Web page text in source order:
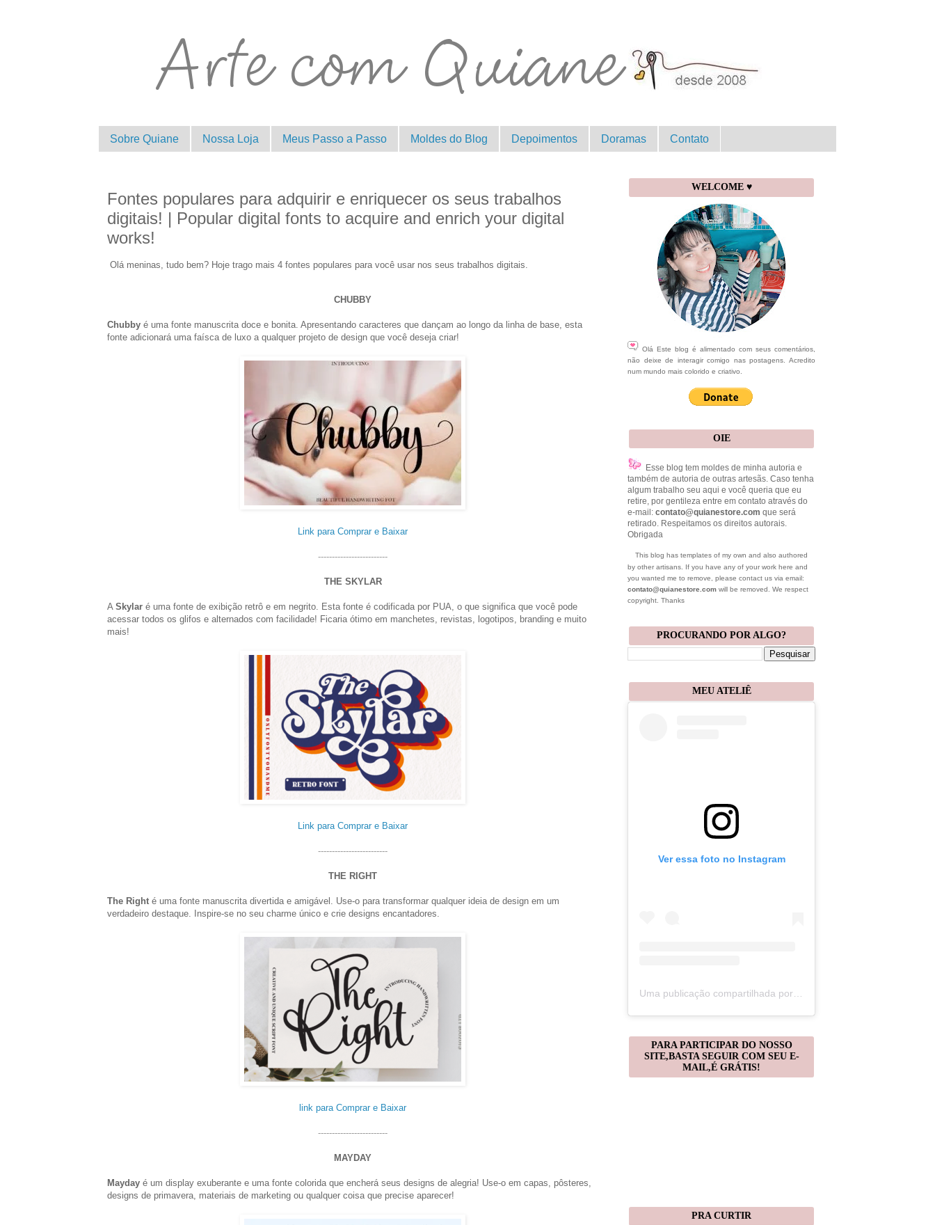
Sobre Quiane Nossa Loja Meus Passo a Passo Moldes do Blog Depoimentos Doramas Contato
Fontes populares para adquirir e enriquecer os seus trabalhos
digitais! | Popular digital fonts to acquire and enrich your digital
works!
Olá meninas, tudo bem? Hoje trago mais 4 fontes populares para você usar nos seus trabalhos digitais.
CHUBBY
Chubby é uma fonte manuscrita doce e bonita. Apresentando caracteres que dançam ao longo da linha de base, esta
fonte adicionará uma faísca de luxo a qualquer projeto de design que você deseja criar!
Link para Comprar e Baixar
-------------------------
THE SKYLAR
A Skylar é uma fonte de exibição retrô e em negrito. Esta fonte é codificada por PUA, o que significa que você pode
acessar todos os glifos e alternados com facilidade! Ficaria ótimo em manchetes, revistas, logotipos, branding e muito
mais!
Link para Comprar e Baixar
-------------------------
THE RIGHT
The Right é uma fonte manuscrita divertida e amigável. Use-o para transformar qualquer ideia de design em um
verdadeiro destaque. Inspire-se no seu charme único e crie designs encantadores.
link para Comprar e Baixar
-------------------------
MAYDAY
Mayday é um display exuberante e uma fonte colorida que encherá seus designs de alegria! Use-o em capas, pôsteres,
designs de primavera, materiais de marketing ou qualquer coisa que precise aparecer!
WELCOME ♥
Olá Este blog é alimentado com seus comentários,
não deixe de interagir comigo nas postagens. Acredito
num mundo mais colorido e criativo.
OIE
Esse blog tem moldes de minha autoria e
também de autoria de outras artesãs. Caso tenha
algum trabalho seu aqui e você queria que eu
retire, por gentileza entre em contato através do
e-mail: contato@quianestore.com que será
retirado. Respeitamos os direitos autorais.
Obrigada
This blog has templates of my own and also authored
by other artisans. If you have any of your work here and
you wanted me to remove, please contact us via email:
contato@quianestore.com will be removed. We respect
copyright. Thanks
PROCURANDO POR ALGO?
MEU ATELIÊ
Ver essa foto no Instagram
Uma publicação compartilhada por Christiane Gonçalves (@artecomquiane)
PARA PARTICIPAR DO NOSSO
SITE,BASTA SEGUIR COM SEU E-
MAIL,É GRÁTIS!
PRA CURTIR